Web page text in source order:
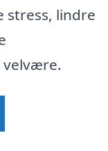
stress, lindre
velvære.